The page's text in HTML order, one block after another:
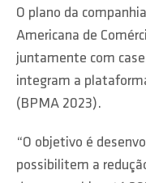
O plano da
Americana de
juntamente com
integram a
(BPMA 2023).
“O objetivo é
possibilitem a